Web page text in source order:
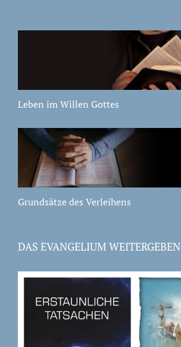
Leben im Willen Gottes
Grundsätze des Verleihens
DAS EVANGELIUM WEITERGEBEN